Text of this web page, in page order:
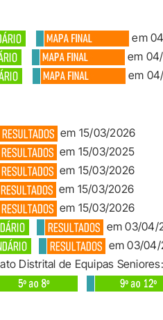
em
em
em
em 15/03/2026
em 15/03/2025
em 15/03/2026
em 15/03/2026
em 15/03/2026
em 03/04/
em 03/
Distrital de Equipas Seniores: